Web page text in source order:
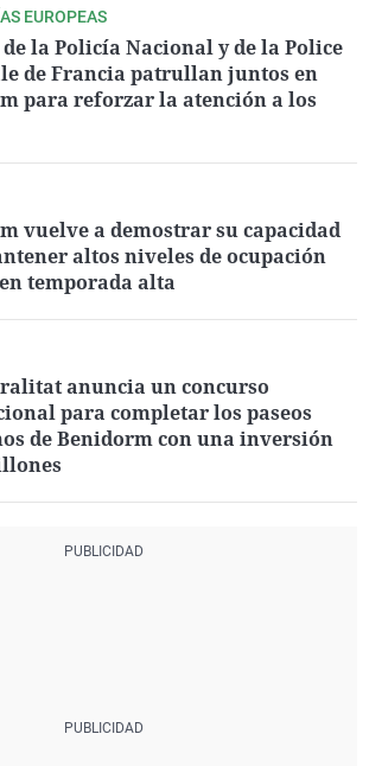
EUROPEAS
de la Policía Nacional y de la Police
de Francia patrullan juntos en
para reforzar la atención a los
vuelve a demostrar su capacidad
altos niveles de ocupación
temporada alta
anuncia un concurso
para completar los paseos
de Benidorm con una inversión